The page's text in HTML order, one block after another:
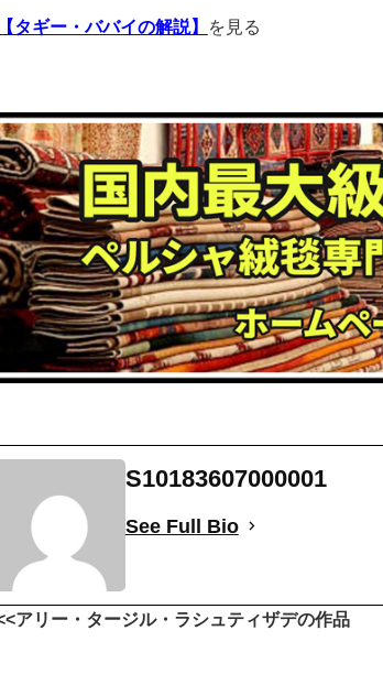
タギー・ババイの解説】 を見る
S10183607000001
See Full Bio
アリー・タージル・ラシュティザデの作品